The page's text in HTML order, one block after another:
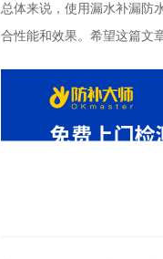
总体来说，使用漏水补漏防
合性能和效果。希望这篇文